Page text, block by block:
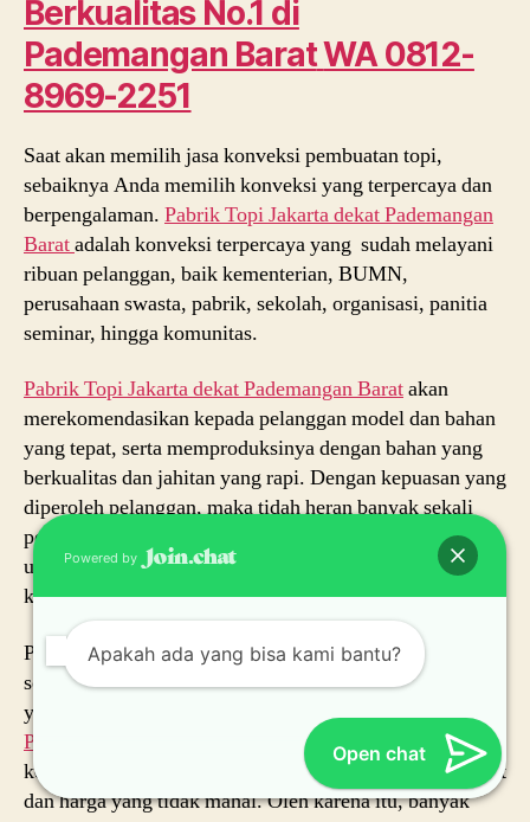
1
WA
081289692251
Berkualitas No.1 di
Pademangan BaratWA 0812-
8969-2251
Saat akan memilih jasa konveksi pembuatan topi,
sebaiknya Anda memilih konveksi yang terpercaya dan
berpengalaman. Pabrik Topi Jakarta dekatPademangan
Baratadalah konveksi terpercaya yang sudah melayani
ribuan pelanggan, baik kementerian, BUMN,
perusahaan swasta, pabrik, sekolah, organisasi, panitia
seminar, hingga komunitas.
Pabrik Topi Jakarta dekatPademangan Baratakan
merekomendasikan kepada pelanggan model dan bahan
yang tepat, serta memproduksinya dengan bahan yang
berkualitas dan jahitan yang rapi. Dengan kepuasan yang
diperoleh pelanggan, maka tidah heran banyak sekali
pelanggan yang memesan topi untuk keperluannya baik
untuk topi promosi, topi seragam, maupun untuk
kepentingan pribadi dan komunitas.
PelangganPabrik Topi Jakarta dekat Pademangan Barat
sebagian besar sangat puas ketika mendapatkan topi
yang mereka pesan dari
Pabrik Topi Jakarta dekat
Pademangan Barat
karena sesuai dengan kebutuhan dan
keinginannya. Apalagi dengan layanan waktu yang cepat
dan harga yang tidak mahal. Oleh karena itu, banyak
Powered by
Apakah ada yang bisa kami bantu?
Open chat